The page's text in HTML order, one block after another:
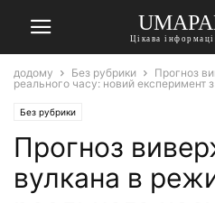
Цікава
додому Без рубрики
Прогноз
реального часу: новий експеримент
Без рубрики
Прогноз
вулкана в